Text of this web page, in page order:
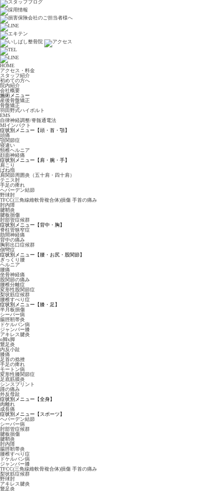
HOME
アクセス・料金
スタッフ紹介
初めての方へ
院内紹介
会社概要
施術メニュー
産後骨盤矯正
骨盤矯正
羽田野式ハイボルト
EMS
自律神経調整/脊髄通電法
MIインパクト
症状別メニュー【頭・首・顎】
頭痛
顎関節症
寝違い
頸椎ヘルニア
顔面神経痛
症状別メニュー【肩・腕・手】
肩こり
ばね指
肩関節周囲炎（五十肩・四十肩）
テニス肘
手足の痺れ
ヘバーデン結節
野球肘
TFCC(三角線維軟骨複合体)損傷 手首の痛み
肘内障
腱鞘炎
腱板損傷
肘部管症候群
症状別メニュー【背中・胸】
脊柱管狭窄症
肋間神経痛
背中の痛み
胸郭出口症候群
側彎症
症状別メニュー【腰・お尻・股関節】
ぎっくり腰
ヘルニア
腰痛
坐骨神経痛
股関節の痛み
腰椎分離症
変形性股関節症
梨状筋症候群
腰椎すべり症
症状別メニュー【膝・足】
半月板損傷
シーバー病
腸脛靭帯炎
ドケルバン病
ジャンパー膝
アキレス腱炎
o脚x脚
鵞足炎
内反小趾
膝痛
足首の捻挫
手足の痺れ
モートン病
変形性膝関節症
足底筋膜炎
シンスプリント
踵の痛み
外反母趾
症状別メニュー【全身】
肉離れ
成長痛
症状別メニュー【スポーツ】
ヘバーデン結節
シーバー病
肘部管症候群
腱板損傷
腱鞘炎
肘内障
腸脛靭帯炎
腰椎すべり症
ドケルバン病
ジャンパー膝
TFCC(三角線維軟骨複合体)損傷 手首の痛み
梨状筋症候群
野球肘
アキレス腱炎
鵞足炎